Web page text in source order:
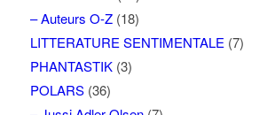
– Auteurs O-Z(18)
LITTERATURE SENTIMENTALE(7)
PHANTASTIK(3)
POLARS(36)